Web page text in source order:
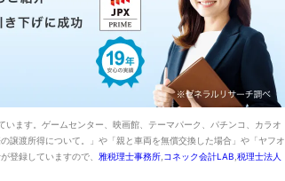
ます。ゲームセンター、映画館、テーマパーク、パチンコ、カラオ
譲渡所得について。」や「親と車両を無償交換した場合」や「ヤフオ
登録していますので、 雅税理士事務所 コネック会計LAB 税理士法人